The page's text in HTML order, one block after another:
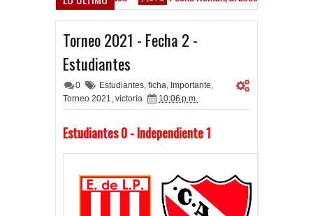
Torneo 2021 - Fecha 2 -
Estudiantes
0 Estudiantes, ficha, Importante,
Torneo 2021, victoria 10:06 p.m.
Estudiantes 0 - Independiente 1